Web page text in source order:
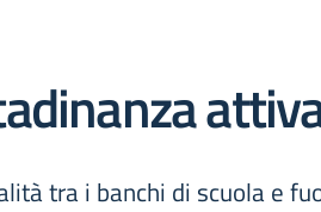
tra i banchi di scuola e